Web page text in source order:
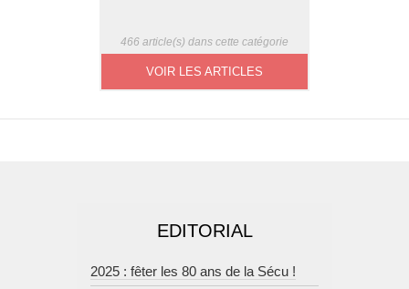
466 article(s) dans cette catégorie
VOIR LES ARTICLES
EDITORIAL
2025 : fêter les 80 ans de la Sécu !